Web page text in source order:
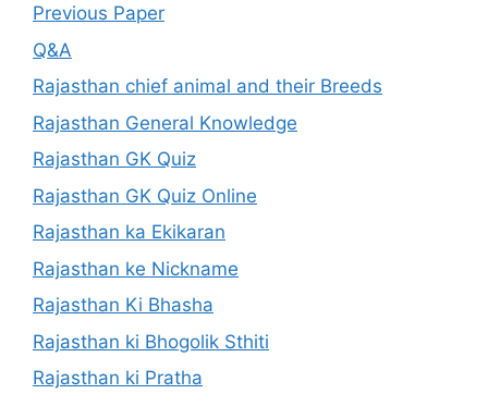
Previous Paper
Q&A
Rajasthan chief animal and their Breeds
Rajasthan General Knowledge
Rajasthan GK Quiz
Rajasthan GK Quiz Online
Rajasthan ka Ekikaran
Rajasthan ke Nickname
Rajasthan Ki Bhasha
Rajasthan ki Bhogolik Sthiti
Rajasthan ki Pratha